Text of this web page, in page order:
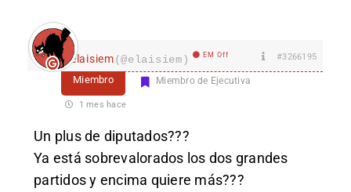
elaisiem(@elaisiem) EM Off #3266195
Miembro Miembro de Ejecutiva
1 mes hace
Un plus de diputados???
Ya está sobrevalorados los dos grandes
partidos y encima quiere más???